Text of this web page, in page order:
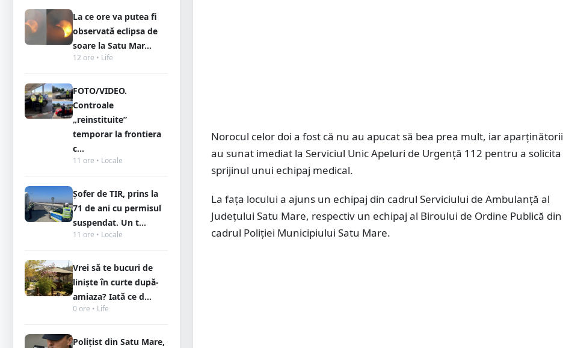
La ce ore va putea fi
observată eclipsa de
soare la Satu Mar...
12 ore • Life
FOTO/VIDEO.
Controale
„reinstituite”
temporar la frontiera
c...
11 ore • Locale
Șofer de TIR, prins la
71 de ani cu permisul
suspendat. Un t...
11 ore • Locale
Vrei să te bucuri de
liniște în curte după-
amiaza? Iată ce d...
0 ore • Life
Polițist din Satu Mare,
Norocul celor doi a fost că nu au apucat să bea prea mult, iar aparținătorii
au sunat imediat la Serviciul Unic Apeluri de Urgență 112 pentru a solicita
sprijinul unui echipaj medical.
La fața locului a ajuns un echipaj din cadrul Serviciului de Ambulanță al
Județului Satu Mare, respectiv un echipaj al Biroului de Ordine Publică din
cadrul Poliției Municipiului Satu Mare.